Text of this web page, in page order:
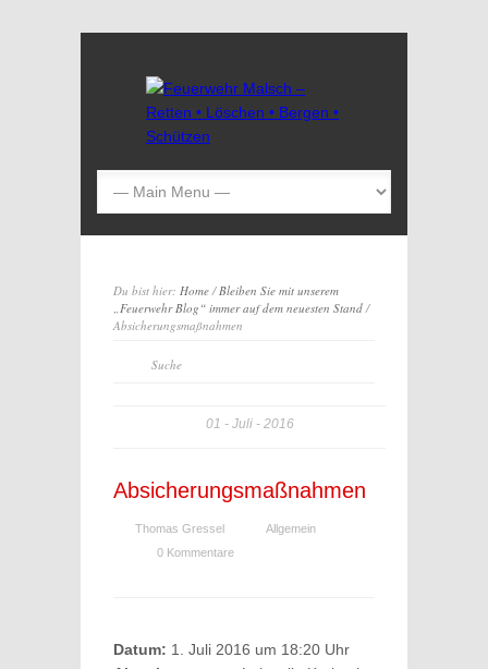
Du bist hier: Home/Bleiben Sie mit unserem
„Feuerwehr Blog“ immer auf dem neuesten Stand/
Absicherungsmaßnahmen
01 Juli 2016
Absicherungsmaßnahmen
Thomas Gressel
Allgemein
0 Kommentare
Datum: 1. Juli 2016 um 18:20 Uhr